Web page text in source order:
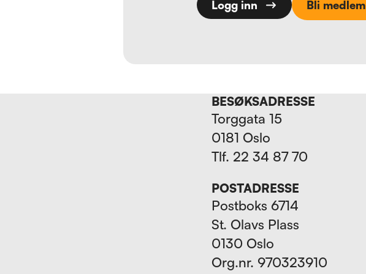
Logg inn Bli medlem
BESØKSADRESSE
Torggata 15
0181 Oslo
Tlf. 22 34 87 70
POSTADRESSE
Postboks 6714
St. Olavs Plass
0130 Oslo
Org.nr. 970323910